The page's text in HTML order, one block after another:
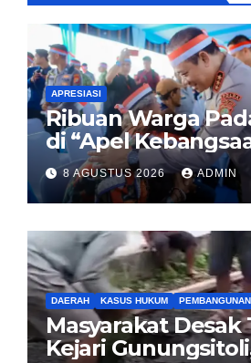
APRESIASI
Ribuan Warga
di “Apel
Jakarta Berarti
Indonesia
8 AGUSTUS 2026 ADMIN
DAERAH KASUS HUKUM PEMBANGUNAN
Masyarakat Desak
Kejari